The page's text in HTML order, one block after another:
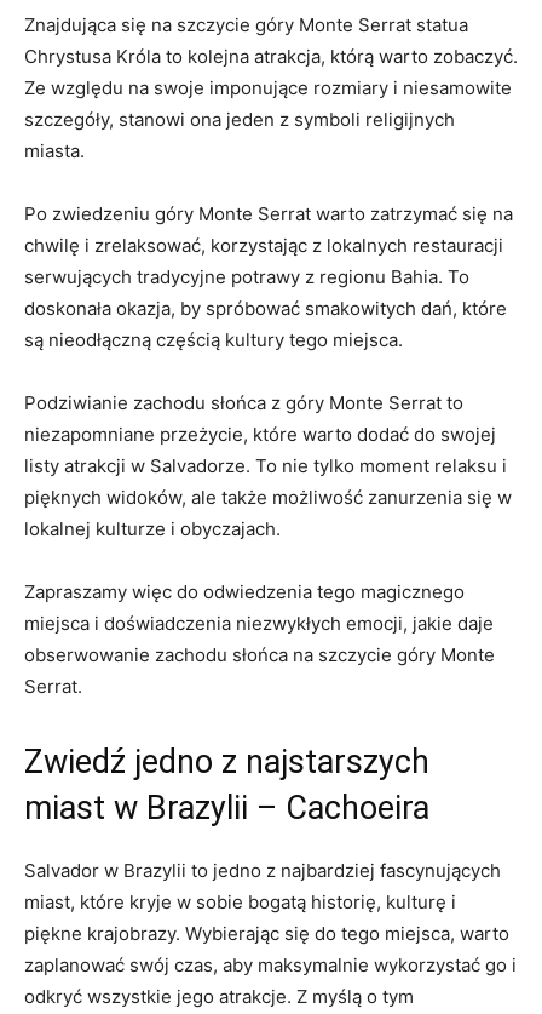
Znajdująca się na szczycie góry Monte Serrat statua
Chrystusa Króla to‍ kolejna atrakcja, którą‌ warto ⁤zobaczyć.
Ze względu ‍na swoje imponujące rozmiary i niesamowite
szczegóły, stanowi ona jeden z symboli religijnych
miasta.
Po zwiedzeniu ⁤góry Monte Serrat warto zatrzymać się na
chwilę i zrelaksować, korzystając z lokalnych restauracji⁤
serwujących tradycyjne potrawy z regionu Bahia. To
doskonała okazja, by spróbować smakowitych dań,​ które
są nieodłączną ‌częścią kultury tego miejsca.
Podziwianie zachodu słońca z góry Monte ⁣Serrat to
niezapomniane przeżycie, które‍ warto dodać do swojej
listy atrakcji w Salvadorze. To nie tylko moment ⁤relaksu i⁤
pięknych‌ widoków, ale także możliwość zanurzenia się w
lokalnej ⁣kulturze i ⁣obyczajach.
Zapraszamy więc do odwiedzenia tego magicznego
miejsca i doświadczenia niezwykłych emocji, jakie daje
obserwowanie zachodu słońca na szczycie góry Monte
‌Serrat.
Zwiedź⁣ jedno z najstarszych
miast ⁢w Brazylii – Cachoeira
Salvador w ⁤Brazylii to jedno z najbardziej fascynujących
⁣miast, które kryje w sobie‌ bogatą historię, kulturę i
piękne krajobrazy. Wybierając się do tego miejsca,⁢ warto
zaplanować swój czas, aby ​maksymalnie wykorzystać go i
odkryć wszystkie jego atrakcje. ⁢Z ​myślą o tym